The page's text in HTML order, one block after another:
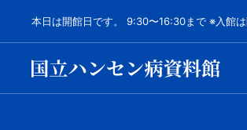
本日は開館日です。 9:30〜16:30まで ※入館